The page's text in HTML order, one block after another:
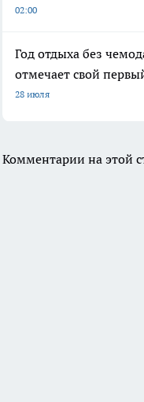
02:00
Год отдыха без
отмечает свой
28 июля
Комментарии на этой